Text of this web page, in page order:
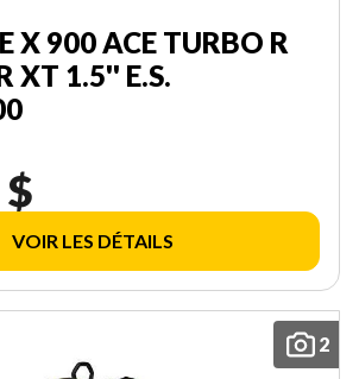
X 900 ACE TURBO R
XT 1.5'' E.S.
VOIR LES DÉTAILS
2